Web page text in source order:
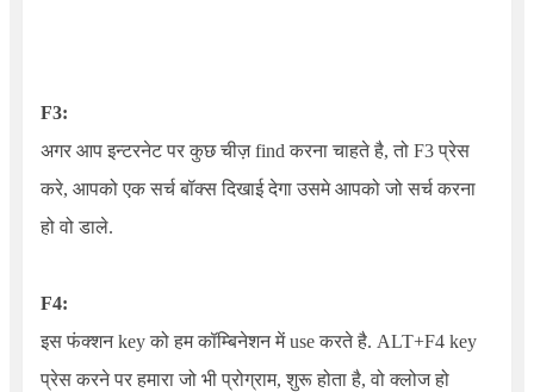
F3:
अगर आप इन्टरनेट पर कुछ चीज़ find करना चाहते है, तो F3 प्रेस
करे, आपको एक सर्च बॉक्स दिखाई देगा उसमे आपको जो सर्च करना
हो वो डाले.
F4:
इस फंक्शन key को हम कॉम्बिनेशन में use करते है. ALT+F4 key
प्रेस करने पर हमारा जो भी प्रोग्राम, शुरू होता है, वो क्लोज हो